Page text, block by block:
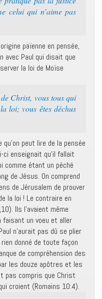
celui qui n’aime pas
païenne en pensée,
avec Paul qui disait que
la loi de Moïse
Christ, vous tous qui
loi; vous êtes déchus
peut lire de la pensée
ci enseignait qu’il fallait
comme étant un péché
de Jésus. On comprend
de Jérusalem de prouver
la loi ! Le contraire en
Ils l’avaient même
faisant un voeu et aller
n’aurait pas dû se plier
donné de toute façon
de compréhension des
les douze apôtres et les
pas compris que Christ
croient (Romains 10:4).